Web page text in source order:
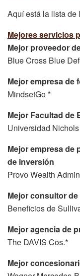
Aquí está la lista de
Mejores servicios
Mejor proveedor
Blue Cross Blue
Mejor empresa de
MindsetGo *
Mejor Facultad de
Universidad
Mejor empresa
de inversión
Provo Wealth
Mejor consultor
Beneficios de
Mejor agencia de
The DAVIS Cos.*
Mejor